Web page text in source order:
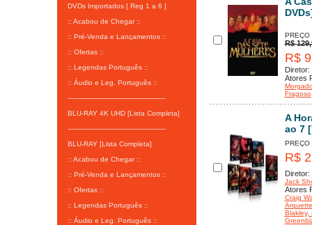
DVDs Importados [ Reg 1 a 6 ]
:: Acabou de Chegar ::
:: Pré-Venda e Lançamentos ::
:: Ofertas ::
:: Legendas Português ::
:: Áudio e Leg. Português ::
-----------------------------------------------
BLU-RAY 4K UHD [Lista Completa]
-----------------------------------------------
BLU-RAY [Lista Completa]
:: Acabou de Chegar ::
:: Pré-Venda e Lançamentos ::
:: Ofertas ::
:: Legendas Português ::
:: Áudio e Leg. Português ::
PREÇO
R$
R$
Diretor:
Atores
Fragoso
A
ao 7
PREÇO
R$
Diretor:
Jack
Atores
Craig
Arquette
Blakley,